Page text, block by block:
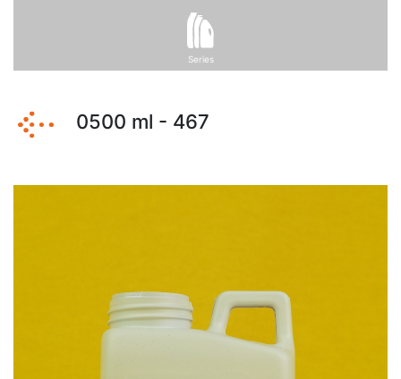
Series
0500 ml - 467